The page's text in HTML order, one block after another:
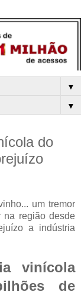
▼
▼
do
um tremor
na região desde
a indústria
vinícola
de